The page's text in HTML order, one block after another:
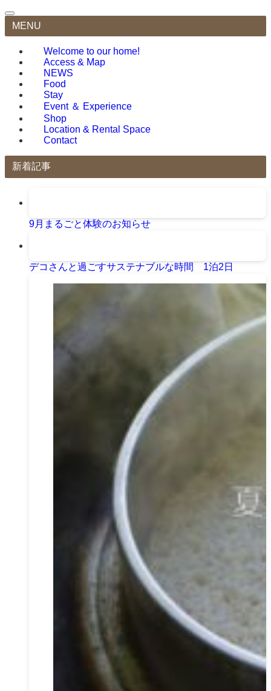
MENU
Welcome to our home!
Access & Map
NEWS
Food
Stay
Event ＆ Experience
Shop
Location & Rental Space
Contact
新着記事
9月まるごと体験のお知らせ
デコさんと過ごすサステナブルな時間 1泊2日